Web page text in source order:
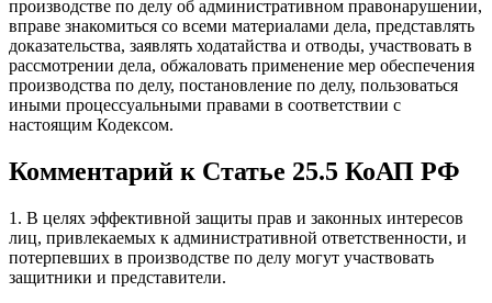
производстве по делу об административном правонарушении,
вправе знакомиться со всеми материалами дела, представлять
доказательства, заявлять ходатайства и отводы, участвовать в
рассмотрении дела, обжаловать применение мер обеспечения
производства по делу, постановление по делу, пользоваться
иными процессуальными правами в соответствии с
настоящим Кодексом.
Комментарий к Статье 25.5 КоАП РФ
1. В целях эффективной защиты прав и законных интересов
лиц, привлекаемых к административной ответственности, и
потерпевших в производстве по делу могут участвовать
защитники и представители.